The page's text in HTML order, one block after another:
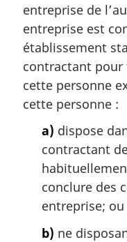
entreprise de
entreprise est
établissement
contractant pour
cette personne
cette personne :
a) dispose
contractant
conclure des
entreprise; ou
b) ne